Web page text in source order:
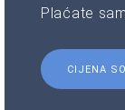
Plaćate
CIJENA